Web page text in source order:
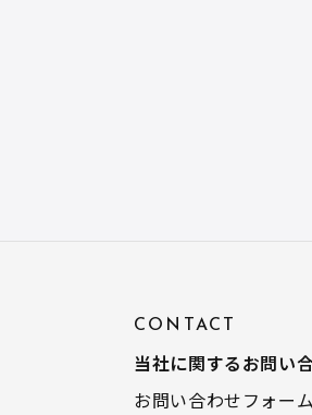
CONTACT
当社に関するお問い
お問い合わせフォー